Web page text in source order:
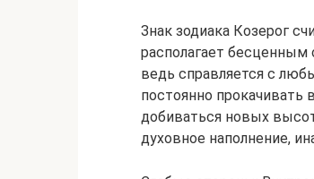
Знак зодиака Козерог
располагает
ведь справляется с
постоянно прокачивать
добиваться новых
духовное наполнение,